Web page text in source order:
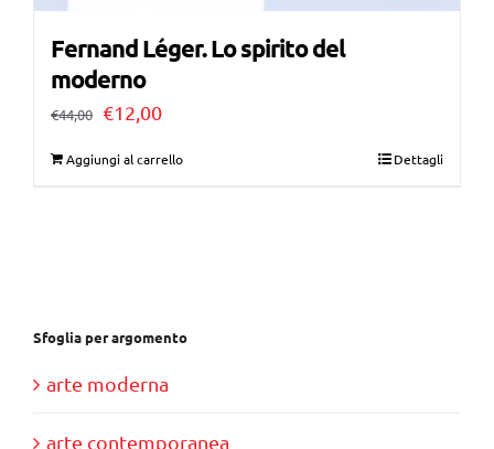
Fernand Léger. Lo spirito del
moderno
€44,00 Il
€12,00Il
Aggiungi al carrello Dettagli
Sfoglia per argomento
arte moderna
arte contemporanea